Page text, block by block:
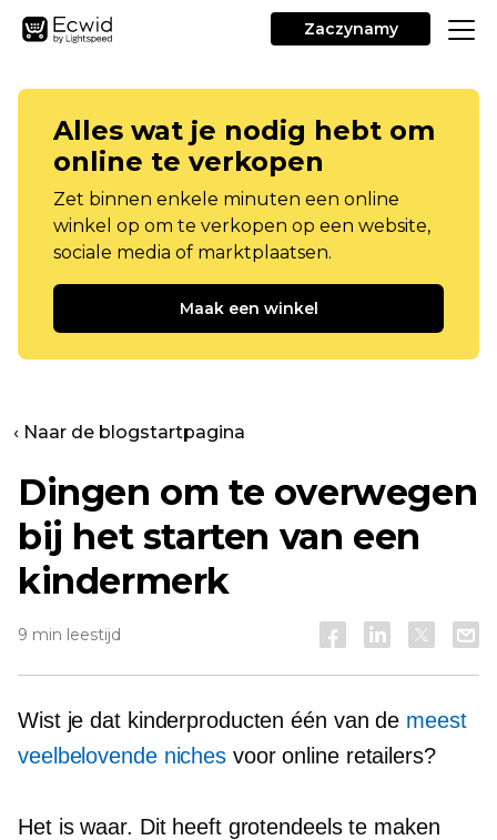
Zaczynamy
Alles wat je nodig hebt om
online te verkopen
Zet binnen enkele minuten een online
winkel op om te verkopen op een website,
sociale media of marktplaatsen.
Maak een winkel
‹ Naar de blogstartpagina
Dingen om te overwegen
bij het starten van een
kindermerk
9 min leestijd
Wist je dat kinderproducten één van de meest
veelbelovende niches voor online retailers?
Het is waar. Dit heeft grotendeels te maken